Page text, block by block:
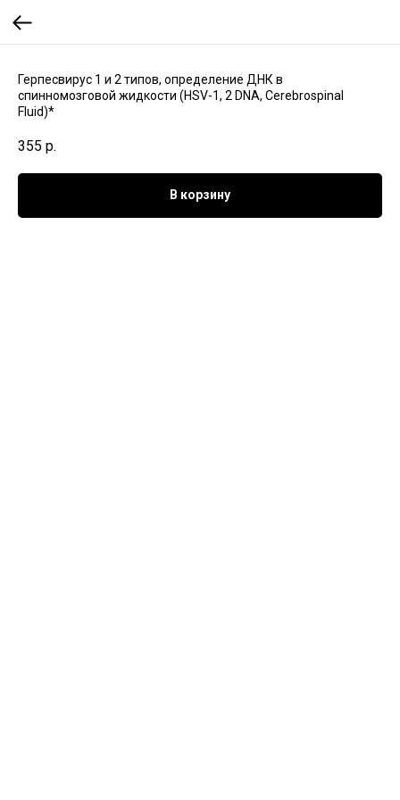
Герпесвирус 1 и 2 типов, определение ДНК в
спинномозговой жидкости (HSV-1, 2 DNA, Cerebrospinal
Fluid)*
355 р.
В корзину